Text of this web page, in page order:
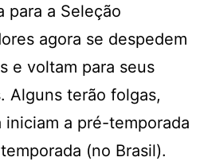
para a Seleção
agora se despedem
e voltam para seus
Alguns terão folgas,
a pré-temporada
(no Brasil).